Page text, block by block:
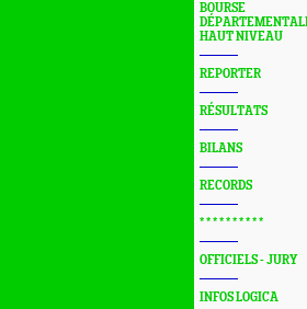
BOURSE
HAUT NIVEAU
REPORTER
RÉSULTATS
BILANS
RECORDS
* * * * * * * * * *
OFFICIELS - JURY
INFOS LOGICA